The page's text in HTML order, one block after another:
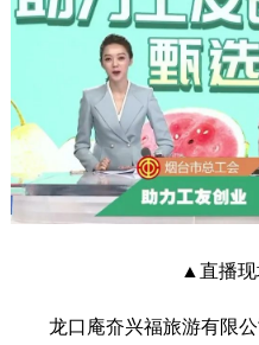
▲直播
龙口庵夼兴福旅游有限公